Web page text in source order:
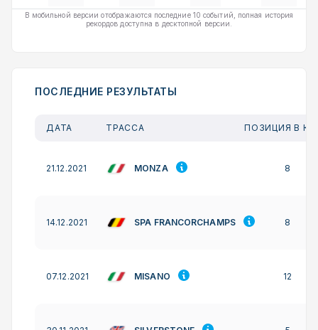
В мобильной версии отображаются последние 10 событий, полная история
рекордов доступна в десктопной версии.
ПОСЛЕДНИЕ РЕЗУЛЬТАТЫ
ДАТА ТРАССА ПОЗИЦИЯ В
21.12.2021 MONZA 8
14.12.2021 SPA FRANCORCHAMPS 8
07.12.2021 MISANO 12